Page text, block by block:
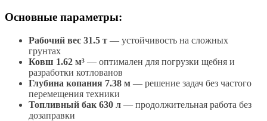
Основные параметры:
Рабочий вес 31.5 т — устойчивость на сложных
грунтах
Ковш 1.62 м³ — оптимален для погрузки щебня и
разработки котлованов
Глубина копания 7.38 м — решение задач без частого
перемещения техники
Топливный бак 630 л — продолжительная работа без
дозаправки